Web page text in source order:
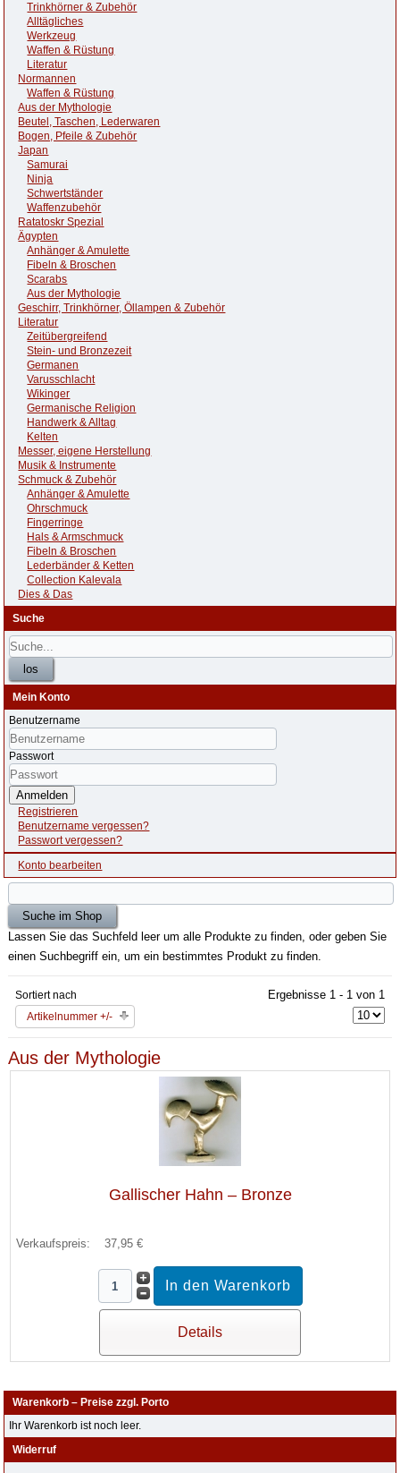
Trinkhörner & Zubehör
Alltägliches
Werkzeug
Waffen & Rüstung
Literatur
Normannen
Waffen & Rüstung
Aus der Mythologie
Beutel, Taschen, Lederwaren
Bogen, Pfeile & Zubehör
Japan
Samurai
Ninja
Schwertständer
Waffenzubehör
Ratatoskr Spezial
Ägypten
Anhänger & Amulette
Fibeln & Broschen
Scarabs
Aus der Mythologie
Geschirr, Trinkhörner, Öllampen & Zubehör
Literatur
Zeitübergreifend
Stein- und Bronzezeit
Germanen
Varusschlacht
Wikinger
Germanische Religion
Handwerk & Alltag
Kelten
Messer, eigene Herstellung
Musik & Instrumente
Schmuck & Zubehör
Anhänger & Amulette
Ohrschmuck
Fingerringe
Hals & Armschmuck
Fibeln & Broschen
Lederbänder & Ketten
Collection Kalevala
Dies & Das
Suche
Mein Konto
Benutzername
Passwort
Anmelden
Registrieren
Benutzername vergessen?
Passwort vergessen?
Konto bearbeiten
Lassen Sie das Suchfeld leer um alle Produkte zu finden, oder geben Sie
einen Suchbegriff ein, um ein bestimmtes Produkt zu finden.
Sortiert nach
Artikelnummer +/-
Ergebnisse 1 - 1 von 1
Aus der Mythologie
Gallischer Hahn – Bronze
Verkaufspreis: 37,95 €
Details
Warenkorb – Preise zzgl. Porto
Ihr Warenkorb ist noch leer.
Widerruf